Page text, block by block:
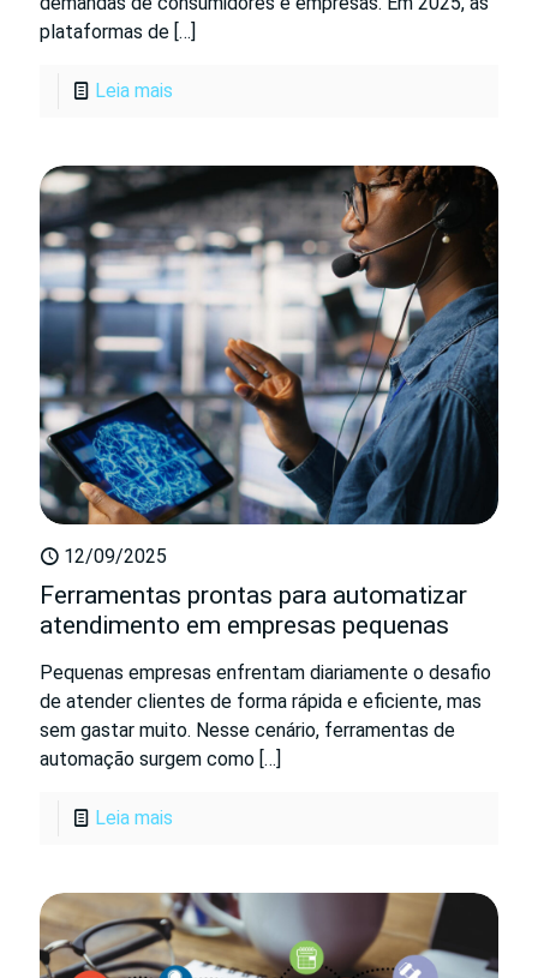
plataformas de […]
Leia mais
12/09/2025
Ferramentas prontas para automatizar
atendimento em empresas pequenas
Pequenas empresas enfrentam diariamente o desafio
de atender clientes de forma rápida e eficiente, mas
sem gastar muito. Nesse cenário, ferramentas de
automação surgem como […]
Leia mais